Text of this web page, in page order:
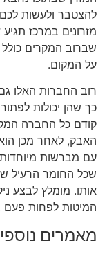
להצטבר ולעשות לכם
מזרונים במרכז תגיע
שברוב המקרים
על המקום.
רוב החברות האלו
כך שהן יכולות
קודם כל החברה
האבק, לאחר מכן
עם מברשות
שכל החומר הרעיל
אותו. מומלץ לבצע
המיטות לפחות פעם
מאמרים